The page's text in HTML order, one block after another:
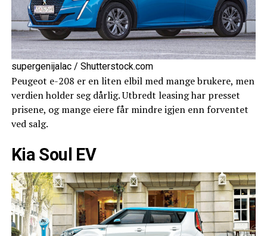
supergenijalac / Shutterstock.com
Peugeot e-208 er en liten elbil med mange brukere, men
verdien holder seg dårlig. Utbredt leasing har presset
prisene, og mange eiere får mindre igjen enn forventet
ved salg.
Kia Soul EV